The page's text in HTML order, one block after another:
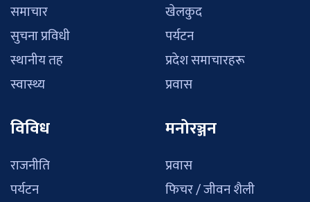
समाचार
सुचना प्रविधी
स्थानीय तह
स्वास्थ्य
खेलकुद
पर्यटन
प्रदेश समाचारहरू
प्रवास
विविध
राजनीति
पर्यटन
मनोरञ्जन
प्रवास
फिचर / जीवन शैली